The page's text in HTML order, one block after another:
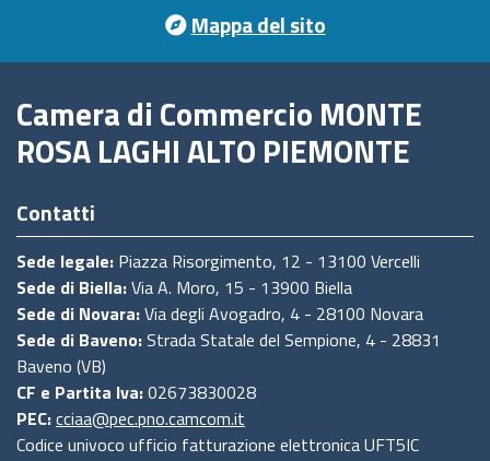
Mappa del sito
Camera di Commercio MONTE
ROSA LAGHI ALTO PIEMONTE
Contatti
Sede legale: Piazza Risorgimento, 12 - 13100 Vercelli
Sede di Biella:Via A. Moro, 15 - 13900 Biella
Sede di Novara:Via degli Avogadro, 4 - 28100 Novara
Sede di Baveno:Strada Statale del Sempione, 4 - 28831
Baveno (VB)
CF e Partita Iva:02673830028
PEC:cciaa@pec.pno.camcom.it
Codice univoco ufficio fatturazione elettronica UFT5IC